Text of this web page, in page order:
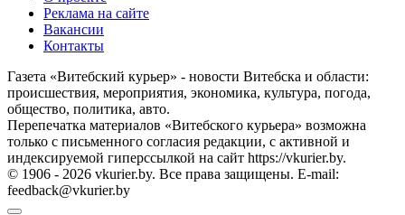
Реклама на сайте
Вакансии
Контакты
Газета «Витебский курьер» - новости Витебска и области:
происшествия, мероприятия, экономика, культура, погода,
общество, политика, авто.
Перепечатка материалов «Витебского курьера» возможна
только с письменного согласия редакции, с активной и
индексируемой гиперссылкой на сайт https://vkurier.by.
© 1906 - 2026 vkurier.by. Все права защищены. E-mail:
feedback@vkurier.by